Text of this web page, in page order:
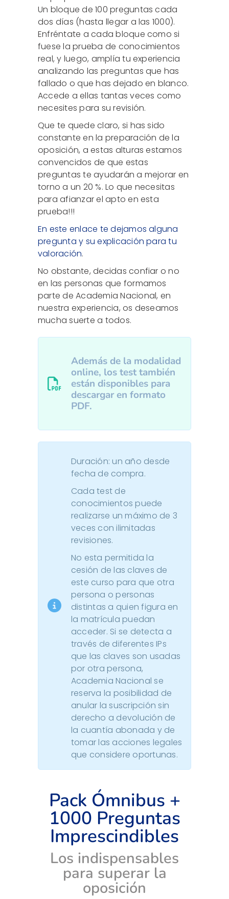
Un bloque de 100 preguntas cada
dos días (hasta llegar a las 1000).
Enfréntate a cada bloque como si
fuese la prueba de conocimientos
real, y luego, amplía tu experiencia
analizando las preguntas que has
fallado o que has dejado en blanco.
Accede a ellas tantas veces como
necesites para su revisión.
Que te quede claro, si has sido
constante en la preparación de la
oposición, a estas alturas estamos
convencidos de que estas
preguntas te ayudarán a mejorar en
torno a un 20 %. Lo que necesitas
para afianzar el apto en esta
prueba!!!
En este enlace te dejamos alguna
pregunta y su explicación para tu
valoración.
No obstante, decidas confiar o no
en las personas que formamos
parte de Academia Nacional, en
nuestra experiencia, os deseamos
mucha suerte a todos.
Además de la modalidad
online, los test también
están disponibles para
descargar en formato
PDF.
Duración: un año desde
fecha de compra.
Cada test de
conocimientos puede
realizarse un máximo de 3
veces con ilimitadas
revisiones.
No esta permitida la
cesión de las claves de
este curso para que otra
persona o personas
distintas a quien figura en
la matrícula puedan
acceder. Si se detecta a
través de diferentes IPs
que las claves son usadas
por otra persona,
Academia Nacional se
reserva la posibilidad de
anular la suscripción sin
derecho a devolución de
la cuantía abonada y de
tomar las acciones legales
que considere oportunas.
Pack Ómnibus +
1000 Preguntas
Imprescindibles
Los indispensables
para superar la
oposición